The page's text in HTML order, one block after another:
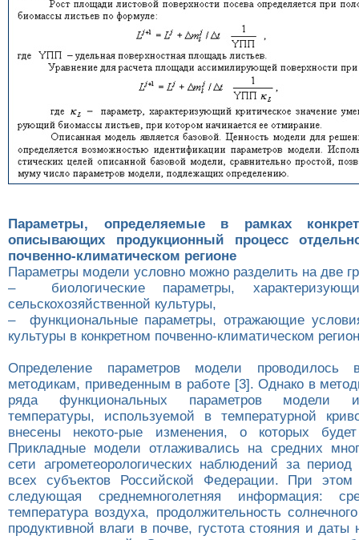
Параметры, определяемые в рамках
описывающих продукционный процесс
почвенно-климатическом регионе
Параметры модели условно можно разделить на две
– биологические параметры,
сельскохозяйственной культуры,
– функциональные параметры, отражающие
культуры в конкретном почвенно-климатическом
Определение параметров модели
методикам, приведенным в работе [3]. Однако в
ряда функциональных параметров модели
температуры, используемой в температурной
внесены некото-рые изменения, о которых
Прикладные модели отлаживались на средних
сети агрометеорологических наблюдений за период
всех субъектов Российской Федерации. При этом
следующая среднемноголетняя информация:
температура воздуха, продолжительность
продуктивной влаги в почве, густота стояния и даты